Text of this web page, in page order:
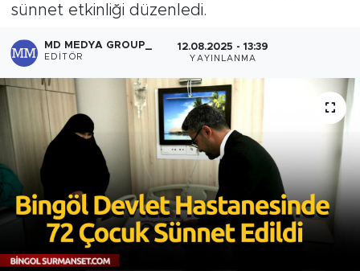
sünnet etkinliği düzenledi.
MD MEDYA GROUP_
EDITÖR
12.08.2025 - 13:39
YAYINLANMA
MD Prestij Dergisi
Siyaset
Spor
Yaşam
Eğitim
Ekonomi
Haber Arşivi